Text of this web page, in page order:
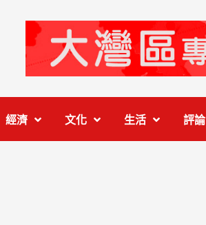
經濟 文化 生活 評論